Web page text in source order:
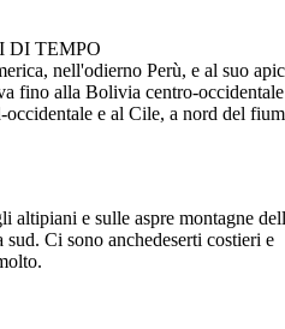
DI TEMPO
nell'odierno Perù, e al suo
fino alla Bolivia centro-
e al Cile, a nord del
altipiani e sulle aspre montagne
Ci sono anchedeserti costieri e